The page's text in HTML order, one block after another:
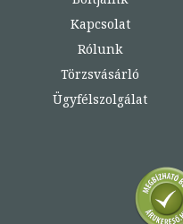
Kapcsolat
Rólunk
Törzsvásárló
Ügyfélszolgálat